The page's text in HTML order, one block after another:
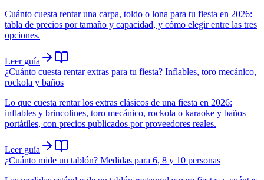
Cuánto cuesta rentar una carpa, toldo o lona para tu fiesta en 2026:
tabla de precios por tamaño y capacidad, y cómo elegir entre las tres
opciones.
Leer guía
¿Cuánto cuesta rentar extras para tu fiesta? Inflables, toro mecánico,
rockola y baños
Lo que cuesta rentar los extras clásicos de una fiesta en 2026:
inflables y brincolines, toro mecánico, rockola o karaoke y baños
portátiles, con precios publicados por proveedores reales.
Leer guía
¿Cuánto mide un tablón? Medidas para 6, 8 y 10 personas